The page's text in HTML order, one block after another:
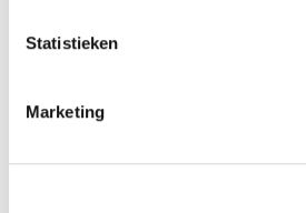
Statistieken
Marketing
(optioneel)